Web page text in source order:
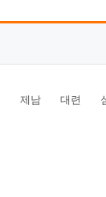
제남 대련